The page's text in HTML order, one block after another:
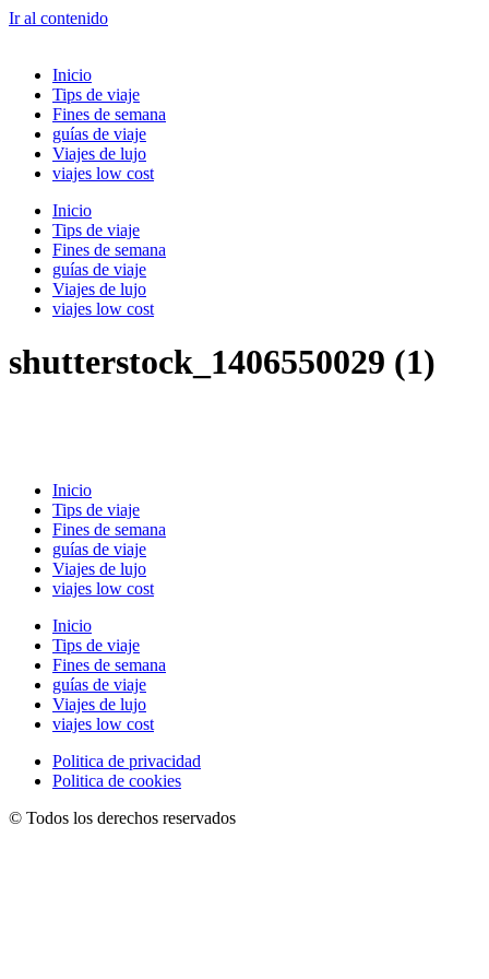
Ir al contenido
Inicio
Tips de viaje
Fines de semana
guías de viaje
Viajes de lujo
viajes low cost
Inicio
Tips de viaje
Fines de semana
guías de viaje
Viajes de lujo
viajes low cost
shutterstock_1406550029 (1)
Inicio
Tips de viaje
Fines de semana
guías de viaje
Viajes de lujo
viajes low cost
Inicio
Tips de viaje
Fines de semana
guías de viaje
Viajes de lujo
viajes low cost
Politica de privacidad
Politica de cookies
© Todos los derechos reservados